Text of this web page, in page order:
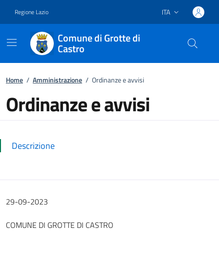
Regione Lazio Lingua attiva:
ITA
Comune di Grotte di
Castro
Home / Amministrazione / Ordinanze e avvisi
Ordinanze e avvisi
Descrizione
29-09-2023
COMUNE DI GROTTE DI CASTRO